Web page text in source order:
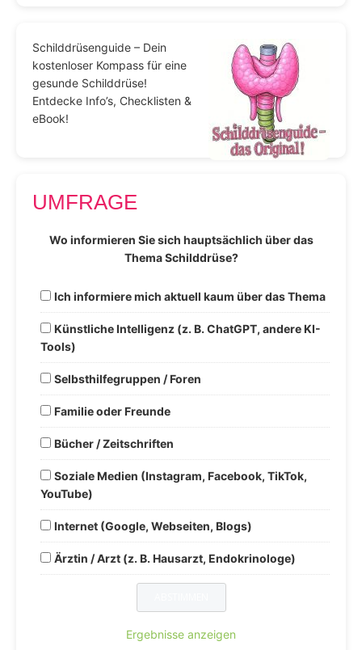
Schilddrüsenguide – Dein
kostenloser Kompass für eine
gesunde Schilddrüse!
Entdecke Info’s, Checklisten &
eBook!
UMFRAGE
Wo informieren Sie sich hauptsächlich über das
Thema Schilddrüse?
Ich informiere mich aktuell kaum über das Thema
Künstliche Intelligenz (z. B. ChatGPT, andere KI-
Tools)
Selbsthilfegruppen / Foren
Familie oder Freunde
Bücher / Zeitschriften
Soziale Medien (Instagram, Facebook, TikTok,
YouTube)
Internet (Google, Webseiten, Blogs)
Ärztin / Arzt (z. B. Hausarzt, Endokrinologe)
Ergebnisse anzeigen